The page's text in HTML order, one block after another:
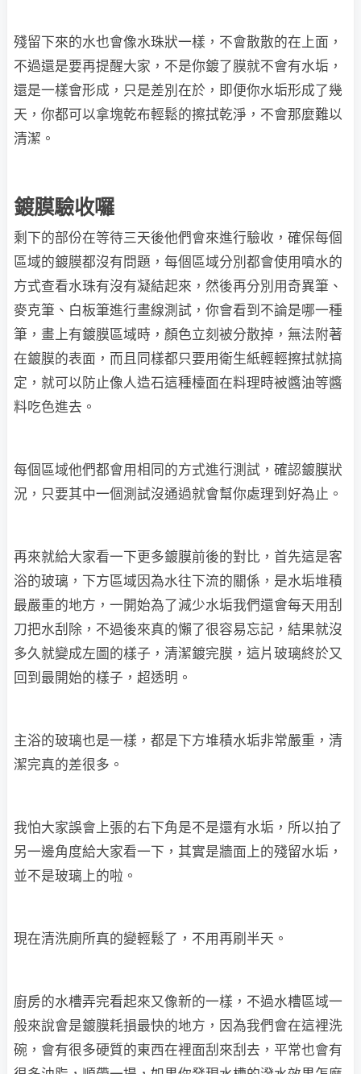
殘留下來的水也會像水珠狀一樣，不會散散的在上面，
不過還是要再提醒大家，不是你鍍了膜就不會有水垢，
還是一樣會形成，只是差別在於，即便你水垢形成了幾
天，你都可以拿塊乾布輕鬆的擦拭乾淨，不會那麼難以
清潔。
鍍膜驗收囉
剩下的部份在等待三天後他們會來進行驗收，確保每個
區域的鍍膜都沒有問題，每個區域分別都會使用噴水的
方式查看水珠有沒有凝結起來，然後再分別用奇異筆、
麥克筆、白板筆進行畫線測試，你會看到不論是哪一種
筆，畫上有鍍膜區域時，顏色立刻被分散掉，無法附著
在鍍膜的表面，而且同樣都只要用衛生紙輕輕擦拭就搞
定，就可以防止像人造石這種檯面在料理時被醬油等醬
料吃色進去。
每個區域他們都會用相同的方式進行測試，確認鍍膜狀
況，只要其中一個測試沒通過就會幫你處理到好為止。
再來就給大家看一下更多鍍膜前後的對比，首先這是客
浴的玻璃，下方區域因為水往下流的關係，是水垢堆積
最嚴重的地方，一開始為了減少水垢我們還會每天用刮
刀把水刮除，不過後來真的懶了很容易忘記，結果就沒
多久就變成左圖的樣子，清潔鍍完膜，這片玻璃終於又
回到最開始的樣子，超透明。
主浴的玻璃也是一樣，都是下方堆積水垢非常嚴重，清
潔完真的差很多。
我怕大家誤會上張的右下角是不是還有水垢，所以拍了
另一邊角度給大家看一下，其實是牆面上的殘留水垢，
並不是玻璃上的啦。
現在清洗廁所真的變輕鬆了，不用再刷半天。
廚房的水槽弄完看起來又像新的一樣，不過水槽區域一
般來說會是鍍膜耗損最快的地方，因為我們會在這裡洗
碗，會有很多硬質的東西在裡面刮來刮去，平常也會有